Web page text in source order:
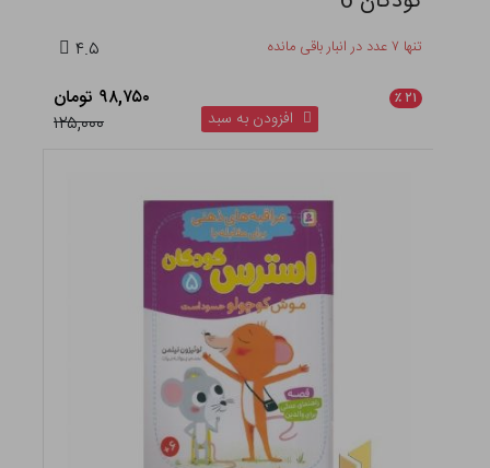
تنها ۷ عدد در انبار باقی مانده ۴.۵
۲۱ ٪
۹۸,۷۵۰ تومان
۱۲۵,۰۰۰
افزودن به سبد